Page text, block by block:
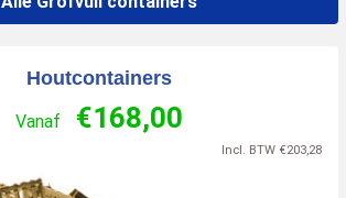
Houtcontainers
Vanaf €168,00
Incl. BTW €203,28